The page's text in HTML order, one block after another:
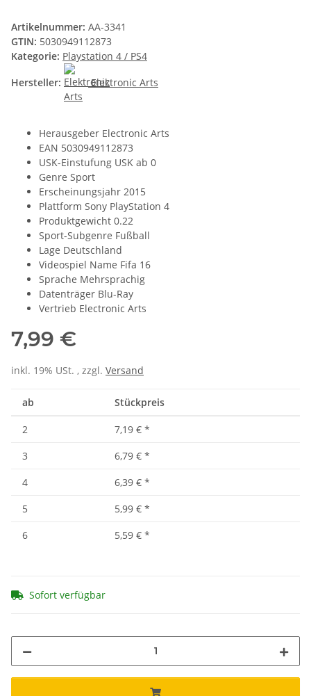
Artikelnummer: AA-3341
GTIN: 5030949112873
Kategorie: Playstation 4 / PS4
Hersteller:
Elektronic Arts
Herausgeber Electronic Arts
EAN 5030949112873
USK-Einstufung USK ab 0
Genre Sport
Erscheinungsjahr 2015
Plattform Sony PlayStation 4
Produktgewicht 0.22
Sport-Subgenre Fußball
Lage Deutschland
Videospiel Name Fifa 16
Sprache Mehrsprachig
Datenträger Blu-Ray
Vertrieb Electronic Arts
7,99 €
inkl. 19% USt. , zzgl. Versand
ab Stückpreis
2 7,19 € *
3
6,79 € *
4
6,39 € *
5
5,99 € *
6
5,59 € *
Sofort verfügbar